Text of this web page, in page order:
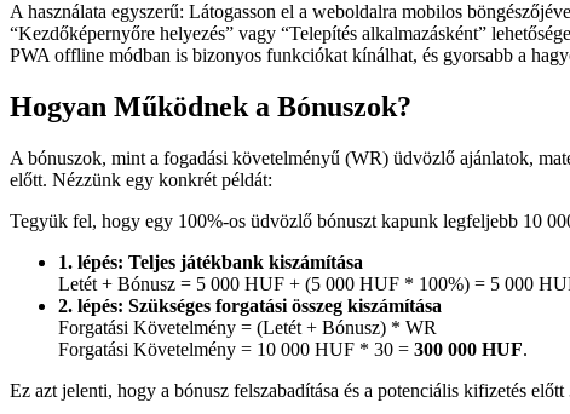
A használata egyszerű: Látogasson el a weboldalra mobilos
“Kezdőképernyőre helyezés” vagy “Telepítés alkalmazásként”
PWA offline módban is bizonyos funkciókat kínálhat, és gyorsabb a
Hogyan Működnek a Bónuszok?
A bónuszok, mint a fogadási követelményű (WR) üdvözlő ajánlatok,
előtt. Nézzünk egy konkrét példát:
Tegyük fel, hogy egy 100%-os üdvözlő bónuszt kapunk legfeljebb 10
1. lépés: Teljes játékbank kiszámítása
Letét + Bónusz = 5 000 HUF + (5 000 HUF * 100%) = 5 000
2. lépés: Szükséges forgatási összeg kiszámítása
Forgatási Követelmény = (Letét + Bónusz) * WR
Forgatási Követelmény = 10 000 HUF * 30 = 300 000 HUF.
Ez azt jelenti, hogy a bónusz felszabadítása és a potenciális kifizetés